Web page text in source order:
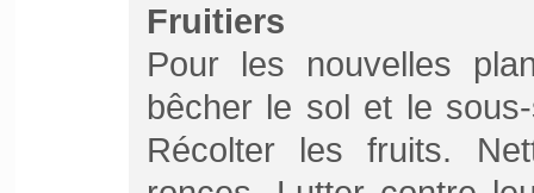
Fruitiers
Pour les nouvelles
bêcher le sol et le
Récolter les fruits.